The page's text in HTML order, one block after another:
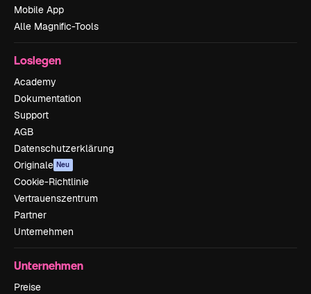
Mobile App
Alle Magnific-Tools
Loslegen
Academy
Dokumentation
Support
AGB
Datenschutzerklärung
Originale Neu
Cookie-Richtlinie
Vertrauenszentrum
Partner
Unternehmen
Unternehmen
Preise